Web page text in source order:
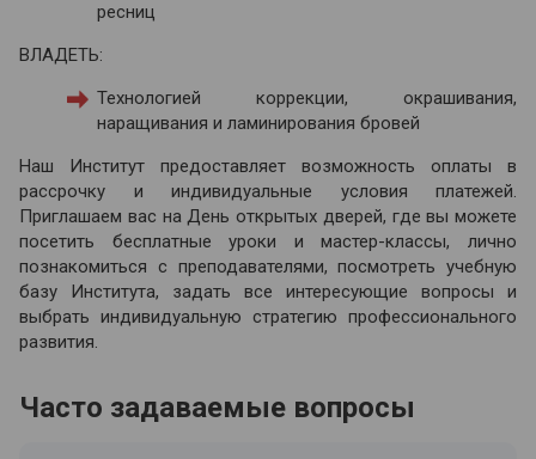
ресниц
ВЛАДЕТЬ:
Технологией коррекции, окрашивания,
наращивания и ламинирования бровей
Наш Институт предоставляет возможность оплаты в
рассрочку и индивидуальные условия платежей.
Приглашаем вас на День открытых дверей, где вы можете
посетить бесплатные уроки и мастер-классы, лично
познакомиться с преподавателями, посмотреть учебную
базу Института, задать все интересующие вопросы и
выбрать индивидуальную стратегию профессионального
развития.
Часто задаваемые вопросы